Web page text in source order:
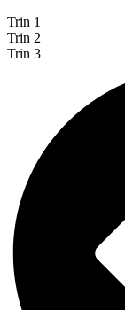
Trin 1
Trin 2
Trin 3